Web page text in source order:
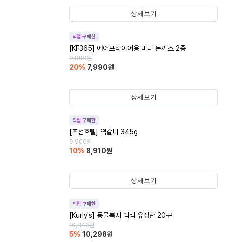
상세보기
직접 구매한
[KF365] 에어프라이어용 미니 돈까스 2종
9,990원
20% 7,990원
상세보기
직접 구매한
[조선호텔] 떡갈비 345g
9,900원
10% 8,910원
상세보기
직접 구매한
[Kurly's] 동물복지 백색 유정란 20구
10,840원
5% 10,298원